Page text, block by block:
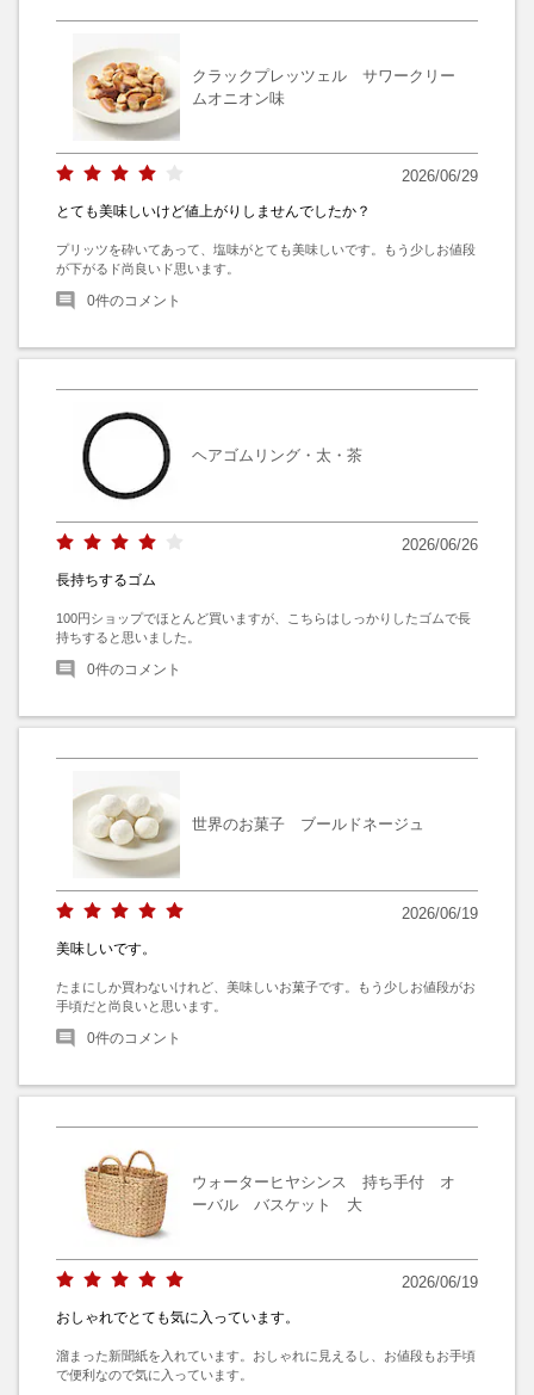
クラックプレッツェル サワークリー
ムオニオン味
2026/06/29
とても美味しいけど値上がりしませんでしたか？
プリッツを砕いてあって、塩味がとても美味しいです。もう少しお値段
が下がるド尚良いド思います。
0件のコメント
ヘアゴムリング・太・茶
2026/06/26
長持ちするゴム
100円ショップでほとんど買いますが、こちらはしっかりしたゴムで長
持ちすると思いました。
0件のコメント
世界のお菓子 ブールドネージュ
2026/06/19
美味しいです。
たまにしか買わないけれど、美味しいお菓子です。もう少しお値段がお
手頃だと尚良いと思います。
0件のコメント
ウォーターヒヤシンス 持ち手付 オ
ーバル バスケット 大
2026/06/19
おしゃれでとても気に入っています。
溜まった新聞紙を入れています。おしゃれに見えるし、お値段もお手頃
で便利なので気に入っています。